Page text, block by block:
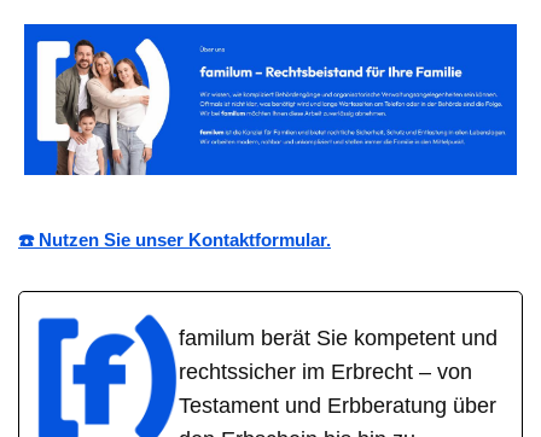
☎️ Nutzen Sie unser Kontaktformular.
familum berät Sie kompetent und
rechtssicher im Erbrecht – von
Testament und Erbberatung über